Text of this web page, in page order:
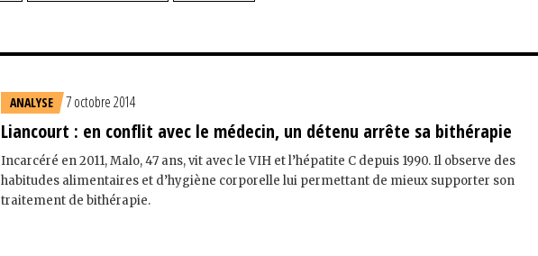
ANALYSE 7 octobre 2014
Liancourt : en conflit avec le médecin, un détenu arrête sa bithérapie
Incarcéré en 2011, Malo, 47 ans, vit avec le VIH et l’hépatite C depuis 1990. Il observe des
habitudes alimentaires et d’hygiène corporelle lui permettant de mieux supporter son
traitement de bithérapie.